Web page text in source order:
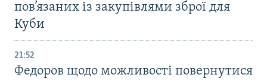
пов’язаних із закупівлями зброї для
Куби
21:52
Федоров щодо можливості повернутися